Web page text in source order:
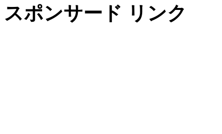
スポンサード リンク